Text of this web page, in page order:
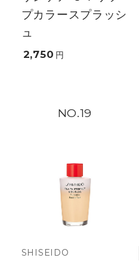
プカラースプラッシ
ュ
2,750 円
19
SHISEIDO